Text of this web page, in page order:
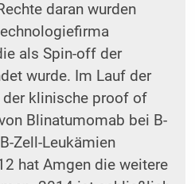
daran wurden
als Spin-off der
wurde. Im Lauf der
klinische proof of
Blinatumomab bei B-
Zell-Leukämien
hat Amgen die weitere